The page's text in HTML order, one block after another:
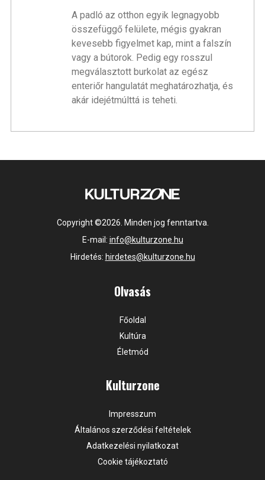
A padló az otthon egyik legnagyobb
összefüggő felülete, mégis gyakran
kevesebb figyelmet kap, mint a falszín
vagy a bútorok. Pedig egy rosszul
megválasztott burkolat az egész
enteriőr hangulatát meghatározhatja, és
akár idejétmúlttá is teheti.
Copyright ©2026. Minden jog fenntartva.
E-mail: info@kulturzone.hu
Hirdetés: hirdetes@kulturzone.hu
Olvasás
Főoldal
Kultúra
Életmód
Kulturzone
Impresszum
Általános szerződési feltételek
Adatkezelési nyilatkozat
Cookie tájékoztató